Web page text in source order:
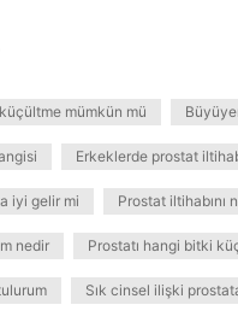
mümkün mü
Erkeklerde prostat
iyi gelir mi Prostat iltihabını
nedir Prostatı hangi bitki
Sık cinsel ilişki